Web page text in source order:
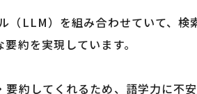
LLM）を組み合わせていて、検
約を実現しています。
約してくれるため、語学力に不